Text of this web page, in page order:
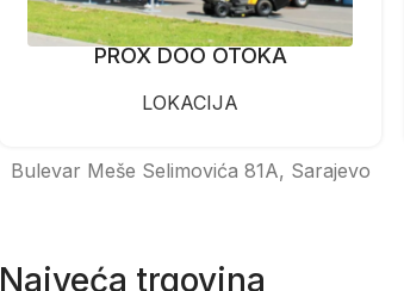
PROX DOO OTOKA
LOKACIJA
Bulevar Meše Selimovića 81A, Sarajevo
Najveća trgovina